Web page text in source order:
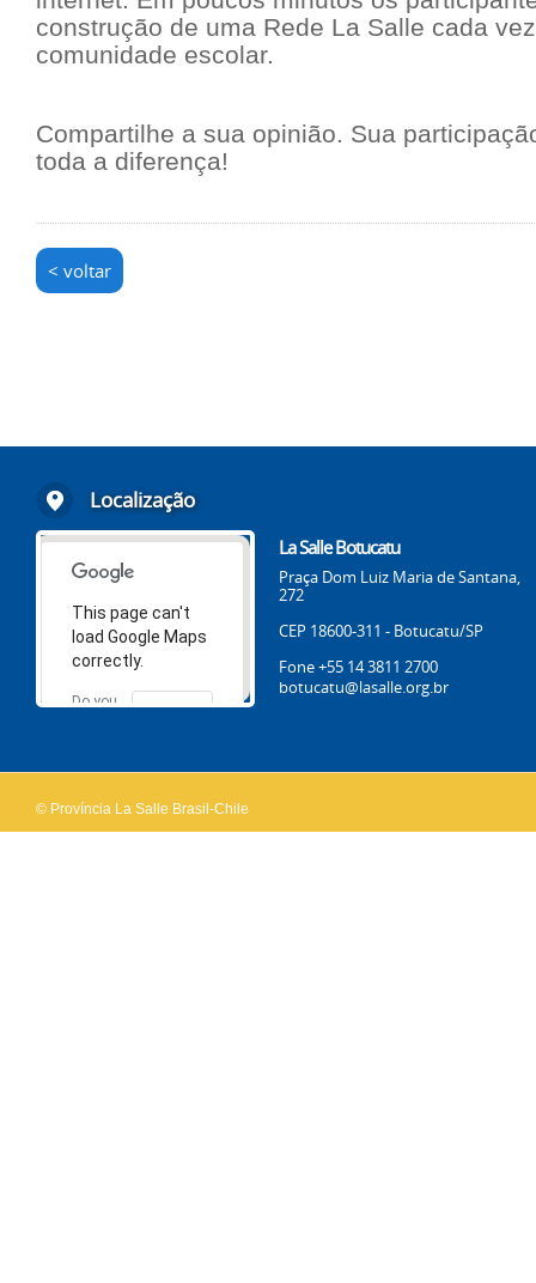
construção de uma Rede La Salle cada
comunidade escolar.
Compartilhe a sua opinião. Sua
toda a diferença!
< voltar
Localização
This page can't
load Google Maps
correctly.
Do you
OK
La Salle Botucatu
Praça Dom Luiz Maria de Santana,
272
CEP 18600-311 - Botucatu/SP
Fone +55 14 3811 2700
botucatu@lasalle.org.br
© Província La Salle Brasil-Chile